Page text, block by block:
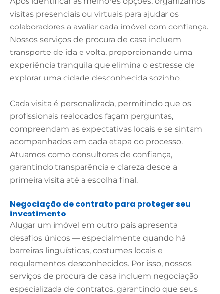
visitas presenciais ou virtuais para ajudar os
colaboradores a avaliar cada imóvel com confiança.
Nossos serviços de procura de casa incluem
transporte de ida e volta, proporcionando uma
experiência tranquila que elimina o estresse de
explorar uma cidade desconhecida sozinho.
Cada visita é personalizada, permitindo que os
profissionais realocados façam perguntas,
compreendam as expectativas locais e se sintam
acompanhados em cada etapa do processo.
Atuamos como consultores de confiança,
garantindo transparência e clareza desde a
primeira visita até a escolha final.
Negociação de contrato para proteger seu
investimento
Alugar um imóvel em outro país apresenta
desafios únicos — especialmente quando há
barreiras linguísticas, costumes locais e
regulamentos desconhecidos. Por isso, nossos
serviços de procura de casa incluem negociação
especializada de contratos, garantindo que seus